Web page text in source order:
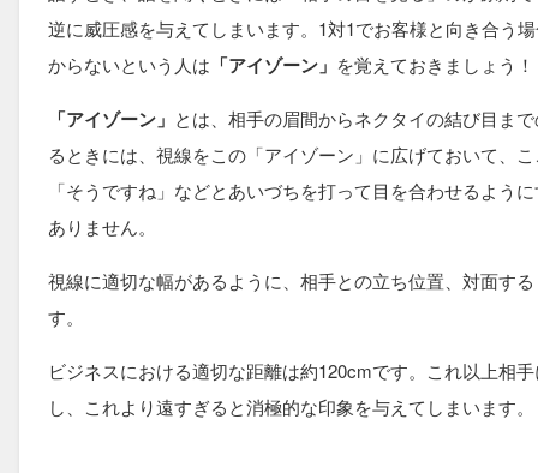
逆に威圧感を与えてしまいます。1対1でお客様と向き合う
からないという人は 「アイゾーン」 を覚えておきましょう！
「アイゾーン」 とは、相手の眉間からネクタイの結び目ま
るときには、視線をこの「アイゾーン」に広げておいて、
「そうですね」などとあいづちを打って目を合わせるよう
ありません。
視線に適切な幅があるように、相手との立ち位置、対面す
す。
ビジネスにおける適切な距離は約120cmです。これ以上相
し、これより遠すぎると消極的な印象を与えてしまいます。